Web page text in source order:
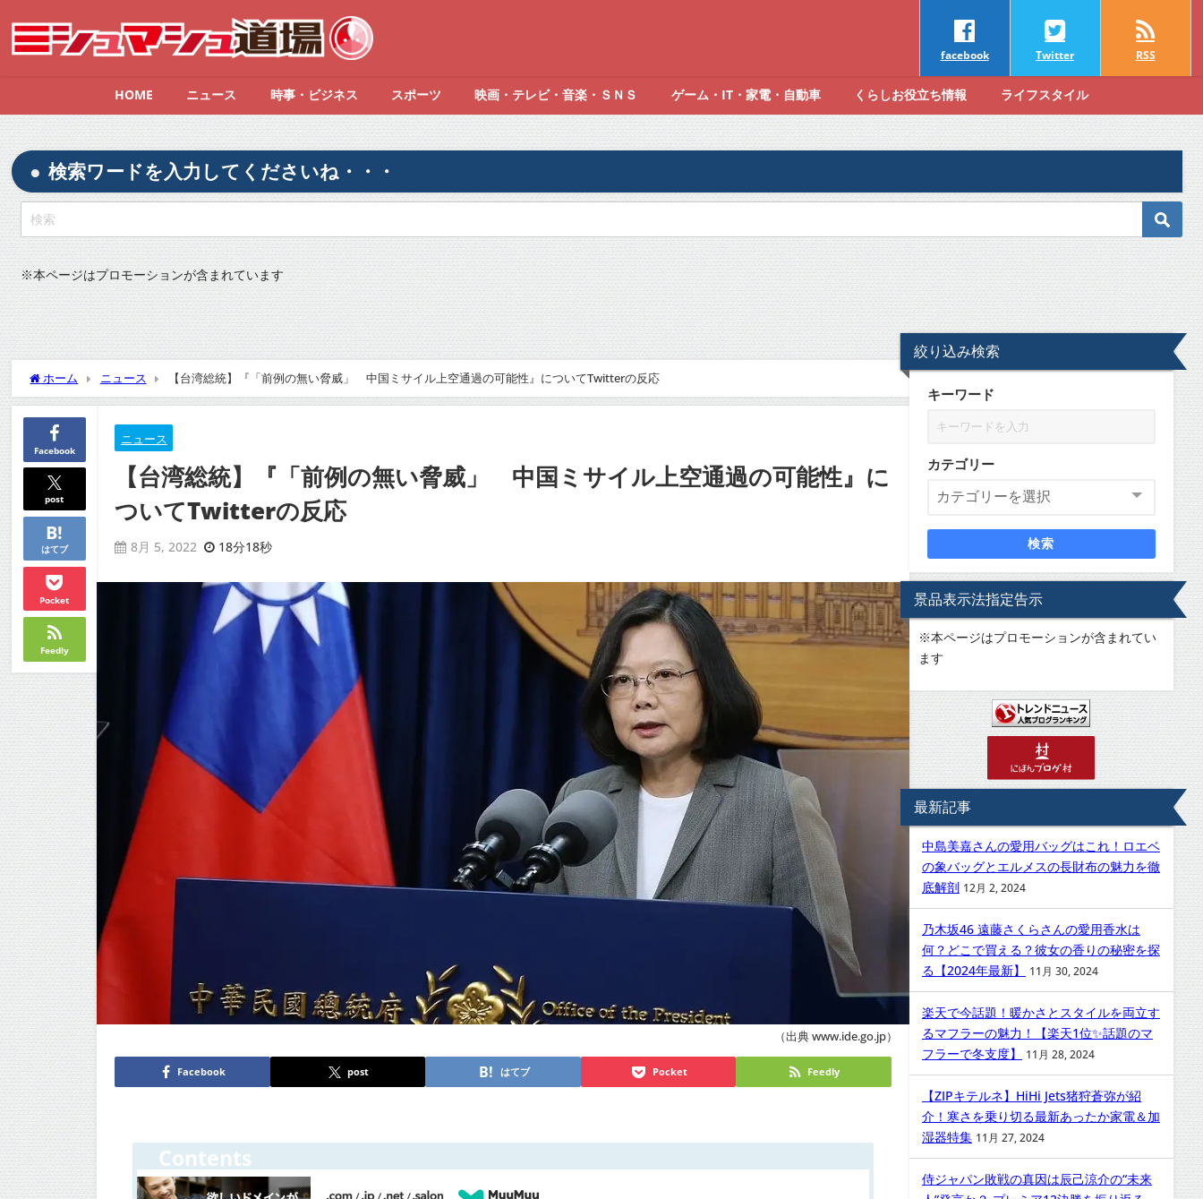
facebook Twitter RSS
HOME ニュース 時事・ビジネス スポーツ 映画・テレビ・音楽・ＳＮＳ ゲーム・IT・家電・自動車 くらしお役立ち情報 ライフスタイル
検索ワードを入力してくださいね・・・
※本ページはプロモーションが含まれています
ホーム ニュース 【台湾総統】『「前例の無い脅威」 中国ミサイル上空通過の可能性』についてTwitterの反応
Facebook
post
はてブ
Pocket
Feedly
ニュース
【台湾総統】『「前例の無い脅威」 中国ミサイル上空通過の可能性』に
ついてTwitterの反応
8月 5, 2022 18分18秒
（出典 www.ide.go.jp）
Facebook post はてブ Pocket Feedly
Contents
絞り込み検索
キーワード
カテゴリー
検索
景品表示法指定告示
※本ページはプロモーションが含まれてい
ます
最新記事
中島美嘉さんの愛用バッグはこれ！ロエベ
の象バッグとエルメスの長財布の魅力を徹
底解剖 12月 2, 2024
乃木坂46 遠藤さくらさんの愛用香水は
何？どこで買える？彼女の香りの秘密を探
る【2024年最新】
11月 30, 2024
楽天で今話題！暖かさとスタイルを両立す
るマフラーの魅力！【楽天1位✨話題のマ
フラーで冬支度】
11月 28, 2024
【ZIPキテルネ】HiHi Jets猪狩蒼弥が紹
介！寒さを乗り切る最新あったか家電＆加
湿器特集 11月 27, 2024
侍ジャパン敗戦の真因は辰己涼介の“未来